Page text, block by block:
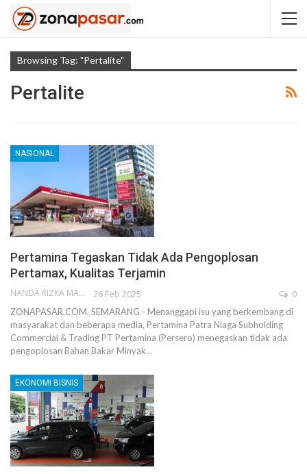
Browsing Tag: "Pertalite"
Pertalite
NASIONAL
Pertamina Tegaskan Tidak Ada Pengoplosan
Pertamax, Kualitas Terjamin
NANDA RIZKA MAHENDRA 26 Feb 2025 0
ZONAPASAR.COM, SEMARANG - Menanggapi isu yang berkembang di
masyarakat dan beberapa media, Pertamina Patra Niaga Subholding
Commercial & Trading PT Pertamina (Persero) menegaskan tidak ada
pengoplosan Bahan Bakar Minyak…
EKONOMI BISNIS